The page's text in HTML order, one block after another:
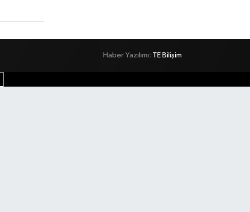
Haber Yazılımı: TE Bilişim